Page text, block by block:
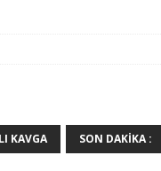
KAVGA SON DAKIKA :